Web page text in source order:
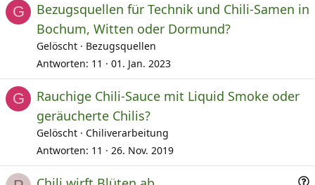
G
Bezugsquellen für Technik und Chili-Samen in
Bochum, Witten oder Dormund?
Gelöscht
Bezugsquellen
Antworten 11 01. Jan. 2023
G
Rauchige Chili-Sauce mit Liquid Smoke oder
geräucherte Chilis?
Gelöscht
Chiliverarbeitung
Antworten 11 26. Nov. 2019
F